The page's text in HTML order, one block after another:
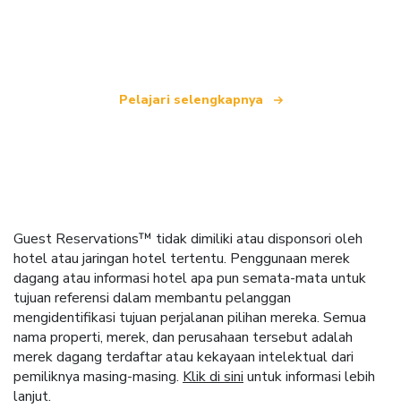
Pelajari selengkapnya
Guest Reservations™ tidak dimiliki atau disponsori oleh
hotel atau jaringan hotel tertentu. Penggunaan merek
dagang atau informasi hotel apa pun semata-mata untuk
tujuan referensi dalam membantu pelanggan
mengidentifikasi tujuan perjalanan pilihan mereka. Semua
nama properti, merek, dan perusahaan tersebut adalah
merek dagang terdaftar atau kekayaan intelektual dari
pemiliknya masing-masing. Klik di sini untuk informasi lebih
lanjut.